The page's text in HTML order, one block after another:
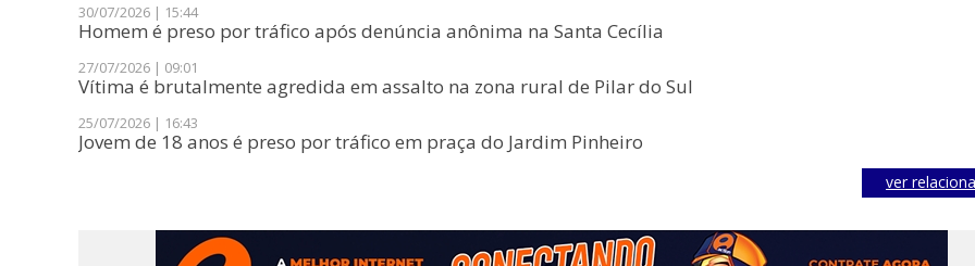
30/07/2026 | 15:44
​Homem é preso por tráfico após denúncia anônima na Santa Cecília
27/07/2026 | 09:01
Vítima é brutalmente agredida em assalto na zona rural de Pilar do Sul
25/07/2026 | 16:43
Jovem de 18 anos é preso por tráfico em praça do Jardim Pinheiro
ver